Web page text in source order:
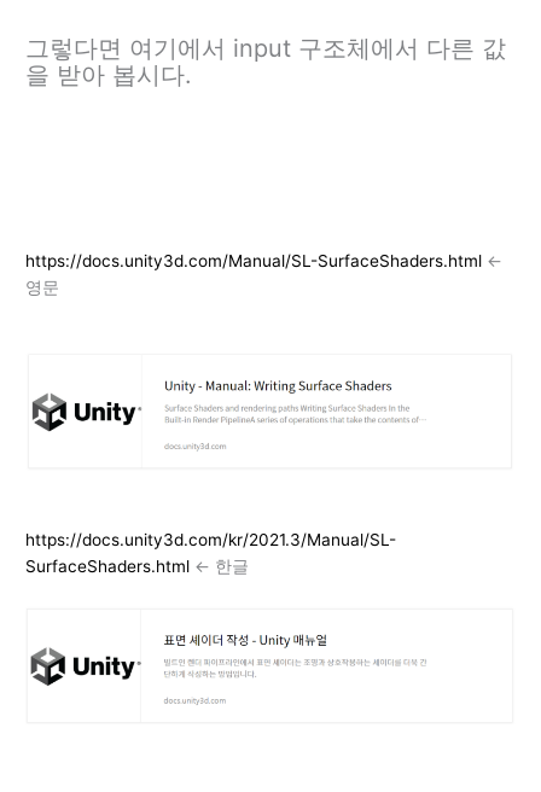
그렇다면 여기에서 input 구조체에서 다른 값
을 받아 봅시다.
https://docs.unity3d.com/Manual/SL-SurfaceShaders.html <-
영문
https://docs.unity3d.com/kr/2021.3/Manual/SL-
SurfaceShaders.html <- 한글